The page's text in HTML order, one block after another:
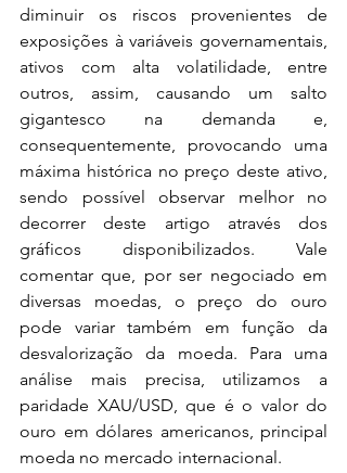
diminuir os riscos provenientes de
exposições à variáveis governamentais,
ativos com alta volatilidade, entre
outros, assim, causando um salto
gigantesco na demanda e,
consequentemente, provocando uma
máxima histórica no preço deste ativo,
sendo possível observar melhor no
decorrer deste artigo através dos
gráficos disponibilizados. Vale
comentar que, por ser negociado em
diversas moedas, o preço do ouro
pode variar também em função da
desvalorização da moeda. Para uma
análise mais precisa, utilizamos a
paridade XAU/USD, que é o valor do
ouro em dólares americanos, principal
moeda no mercado internacional.